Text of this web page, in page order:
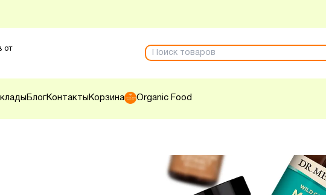
от
БлогКонтакты Корзина Organic Food